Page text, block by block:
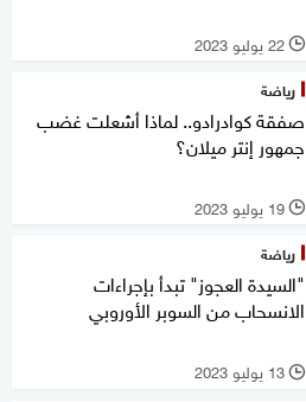
l 22 يوليو 2023
رياضة
صفقة كوادرادو.. لماذا أشعلت غضب
جمهور إنتر ميلان؟
l 19 يوليو 2023
رياضة
"السيدة العجوز" تبدأ بإجراءات
الانسحاب من السوبر الأوروبي
l 13 يوليو 2023